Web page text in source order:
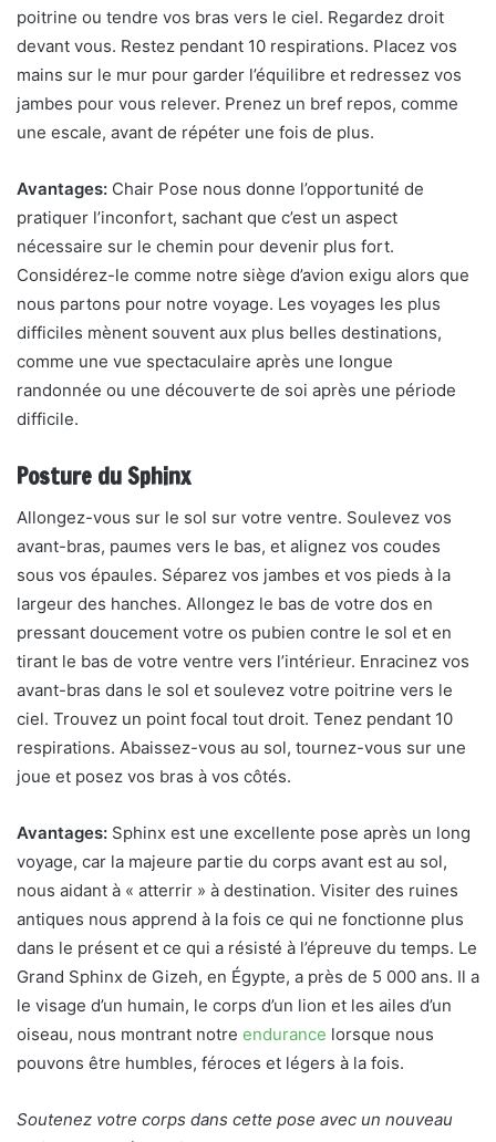
poitrine ou tendre vos bras vers le ciel. Regardez droit
devant vous. Restez pendant 10 respirations. Placez vos
mains sur le mur pour garder l’équilibre et redressez vos
jambes pour vous relever. Prenez un bref repos, comme
une escale, avant de répéter une fois de plus.
Avantages: Chair Pose nous donne l’opportunité de
pratiquer l’inconfort, sachant que c’est un aspect
nécessaire sur le chemin pour devenir plus fort.
Considérez-le comme notre siège d’avion exigu alors que
nous partons pour notre voyage. Les voyages les plus
difficiles mènent souvent aux plus belles destinations,
comme une vue spectaculaire après une longue
randonnée ou une découverte de soi après une période
difficile.
Posture du Sphinx
Allongez-vous sur le sol sur votre ventre. Soulevez vos
avant-bras, paumes vers le bas, et alignez vos coudes
sous vos épaules. Séparez vos jambes et vos pieds à la
largeur des hanches. Allongez le bas de votre dos en
pressant doucement votre os pubien contre le sol et en
tirant le bas de votre ventre vers l’intérieur. Enracinez vos
avant-bras dans le sol et soulevez votre poitrine vers le
ciel. Trouvez un point focal tout droit. Tenez pendant 10
respirations. Abaissez-vous au sol, tournez-vous sur une
joue et posez vos bras à vos côtés.
Avantages: Sphinx est une excellente pose après un long
voyage, car la majeure partie du corps avant est au sol,
nous aidant à « atterrir » à destination. Visiter des ruines
antiques nous apprend à la fois ce qui ne fonctionne plus
dans le présent et ce qui a résisté à l’épreuve du temps. Le
Grand Sphinx de Gizeh, en Égypte, a près de 5 000 ans. Il a
le visage d’un humain, le corps d’un lion et les ailes d’un
oiseau, nous montrant notre endurance lorsque nous
pouvons être humbles, féroces et légers à la fois.
Soutenez votre corps dans cette pose avec un nouveau